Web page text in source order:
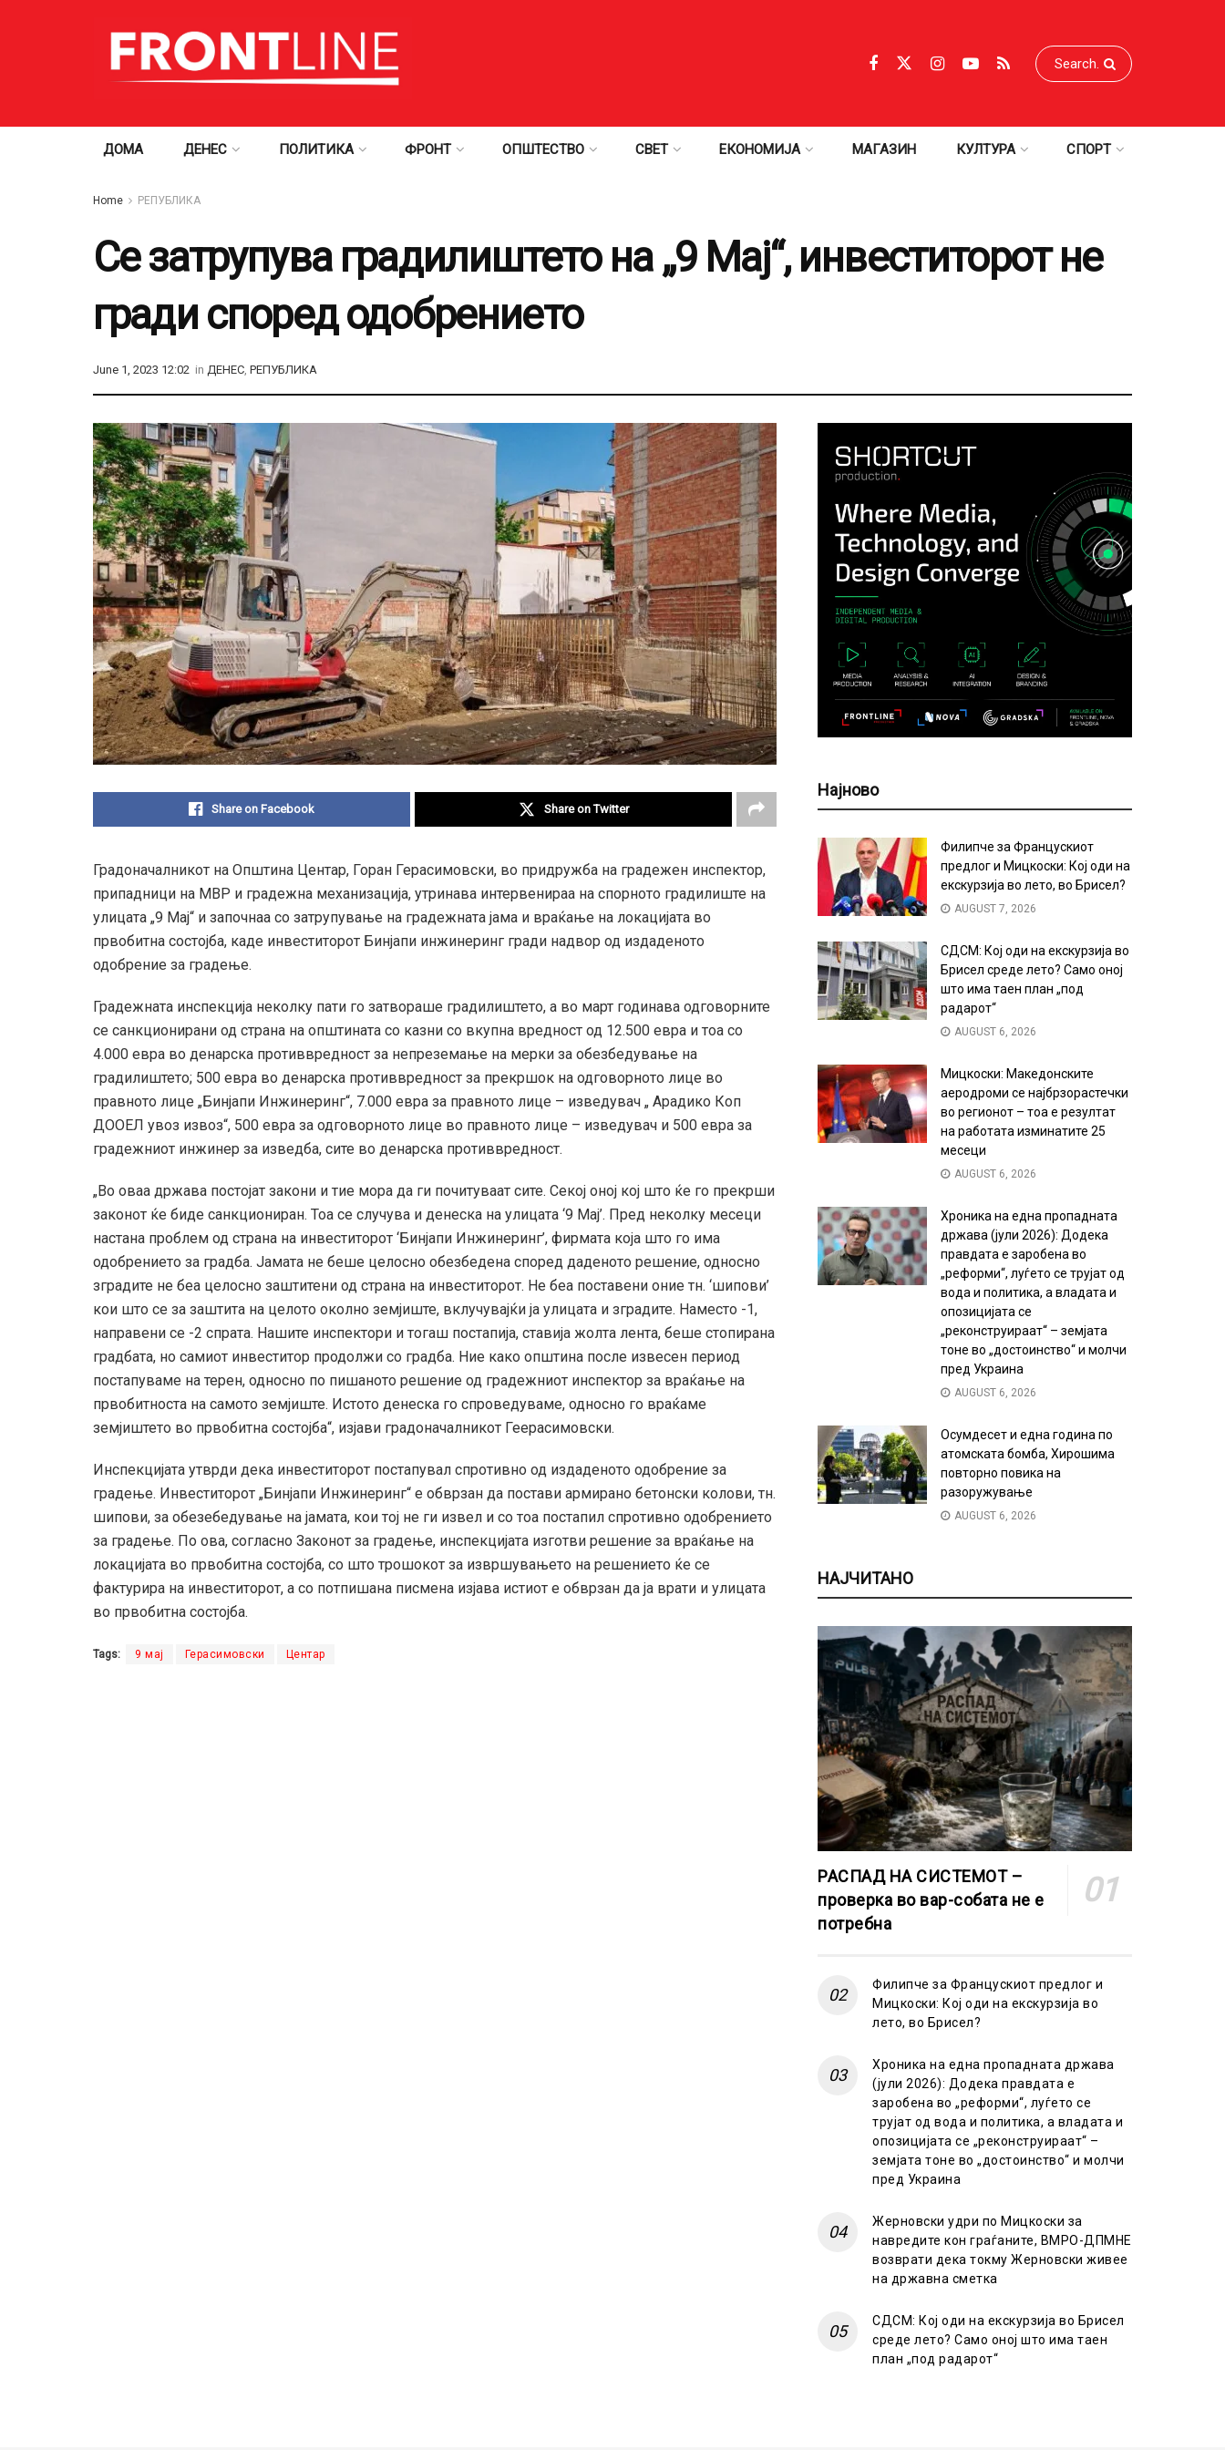
ДОМА ДЕНЕС ПОЛИТИКА ФРОНТ ОПШТЕСТВО СВЕТ ЕКОНОМИЈА МАГАЗИН КУЛТУРА СПОРТ
Home РЕПУБЛИКА
Се затрупува градилиштето на „9 Мај“, инвеститорот не
гради според одобрението
June 1, 2023 12:02 in ДЕНЕС, РЕПУБЛИКА
Share on Facebook Share on Twitter
Градоначалникот на Општина Центар, Горан Герасимовски, во придружба на градежен инспектор,
припадници на МВР и градежна механизација, утринава интервенираа на спорното градилиште на
улицата „9 Мај“ и започнаа со затрупување на градежната јама и враќање на локацијата во
првобитна состојба, каде инвеститорот Бинјапи инжинеринг гради надвор од издаденото
одобрение за градење.
Градежната инспекција неколку пати го затвораше градилиштето, а во март годинава одговорните
се санкционирани од страна на општината со казни со вкупна вредност од 12.500 евра и тоа со
4.000 евра во денарска противвредност за непреземање на мерки за обезбедување на
градилиштето; 500 евра во денарска противвредност за прекршок на одговорното лице во
правното лице „Бинјапи Инжинеринг“, 7.000 евра за правното лице – изведувач „ Арадико Коп
ДООЕЛ увоз извоз“, 500 евра за одговорното лице во правното лице – изведувач и 500 евра за
градежниот инжинер за изведба, сите во денарска противвредност.
„Во оваа држава постојат закони и тие мора да ги почитуваат сите. Секој оној кој што ќе го прекрши
законот ќе биде санкциониран. Тоа се случува и денеска на улицата ‘9 Мај’. Пред неколку месеци
настана проблем од страна на инвеститорот ‘Бинјапи Инжинеринг’, фирмата која што го има
одобрението за градба. Јамата не беше целосно обезбедена според даденото решение, односно
зградите не беа целосно заштитени од страна на инвеститорот. Не беа поставени оние тн. ‘шипови’
кои што се за заштита на целото околно земјиште, вклучувајќи ја улицата и зградите. Наместо -1,
направени се -2 спрата. Нашите инспектори и тогаш постапија, ставија жолта лента, беше стопирана
градбата, но самиот инвеститор продолжи со градба. Ние како општина после извесен период
постапуваме на терен, односно по пишаното решение од градежниот инспектор за враќање на
првобитноста на самото земјиште. Истото денеска го спроведуваме, односно го враќаме
земјиштето во првобитна состојба“, изјави градоначалникот Геерасимовски.
Инспекцијата утврди дека инвеститорот постапувал спротивно од издаденото одобрение за
градење. Инвеститорот „Бинјапи Инжинеринг“ е обврзан да постави армирано бетонски колови, тн.
шипови, за обезебедување на јамата, кои тој не ги извел и со тоа постапил спротивно одобрението
за градење. По ова, согласно Законот за градење, инспекцијата изготви решение за враќање на
локацијата во првобитна состојба, со што трошокот за извршувањето на решението ќе се
фактурира на инвеститорот, а со потпишана писмена изјава истиот е обврзан да ја врати и улицата
во првобитна состојба.
Tags: 9 мај Герасимовски Центар
Најново
Филипче за Францускиот
предлог и Мицкоски: Кој оди на
екскурзија во лето, во Брисел?
AUGUST 7, 2026
СДСМ: Кој оди на екскурзија во
Брисел среде лето? Само оној
што има таен план „под
радарот“
AUGUST 6, 2026
Мицкоски: Македонските
аеродроми се најбрзорастечки
во регионот – тоа е резултат
на работата изминатите 25
месеци
AUGUST 6, 2026
Хроника на една пропадната
држава (јули 2026): Додека
правдата е заробена во
„реформи“, луѓето се трујат од
вода и политика, а владата и
опозицијата се
„реконструираат“ – земјата
тоне во „достоинство“ и молчи
пред Украина
AUGUST 6, 2026
Осумдесет и една година по
атомската бомба, Хирошима
повторно повика на
разоружување
AUGUST 6, 2026
НАЈЧИТАНО
РАСПАД НА СИСТЕМОТ –
проверка во вар-собата не е
потребна
Филипче за Францускиот предлог и
Мицкоски: Кој оди на екскурзија во
лето, во Брисел?
Хроника на една пропадната држава
(јули 2026): Додека правдата е
заробена во „реформи“, луѓето се
трујат од вода и политика, а владата и
опозицијата се „реконструираат“ –
земјата тоне во „достоинство“ и молчи
пред Украина
Жерновски удри по Мицкоски за
навредите кон граѓаните, ВМРО-ДПМНЕ
возврати дека токму Жерновски живее
на државна сметка
СДСМ: Кој оди на екскурзија во Брисел
среде лето? Само оној што има таен
план „под радарот“